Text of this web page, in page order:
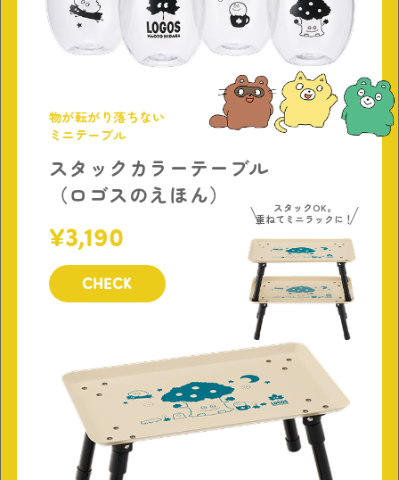
物が転がり落ちない
ミニテーブル
スタックカラーテーブル
（ロゴスのえほん）
3,190
CHECK
スタックOK。
重ねてミニラックに！